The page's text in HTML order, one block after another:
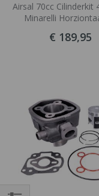
Airsal 70cc Cilinderkit
Minarelli
€ 189,95